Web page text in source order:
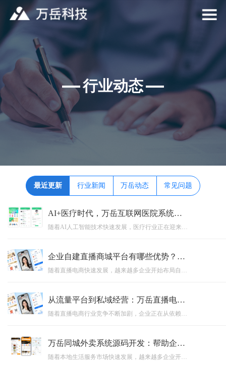
行业动态
最近更新 行业新闻 万岳动态 常见问题
AI+医疗时代，万岳互联网医院系统开发如何推动医院服务模式升级？
企业自建直播商城平台有哪些优势？万岳私域直播电商系统源码开发方案解析
从流量平台到私域经营：万岳直播电商系统源码正在成为企业新选择
万岳同城外卖系统源码开发：帮助企业快速搭建专属外卖运营平台